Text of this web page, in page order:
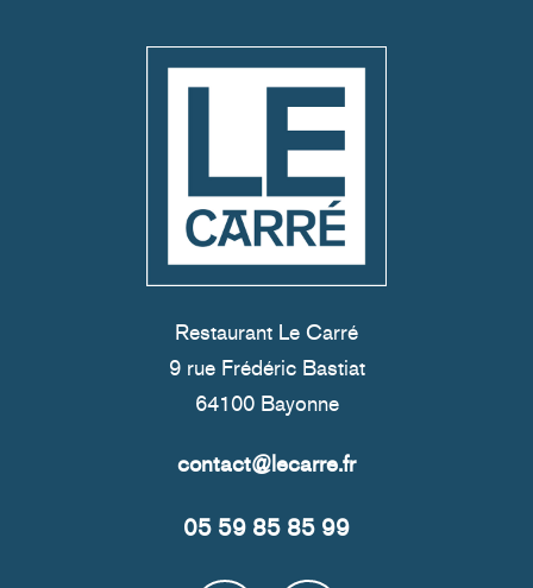
Restaurant Le Carré
9 rue Frédéric Bastiat
64100 Bayonne
05 59 85 85 99